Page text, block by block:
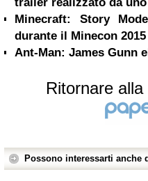
Minecraft: Story
durante il Minecon 2015
Ant-Man: James Gunn
Ritornare
Possono interessarti anche